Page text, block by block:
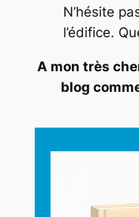
N’hésite
l’édifice.
A mon très
blog